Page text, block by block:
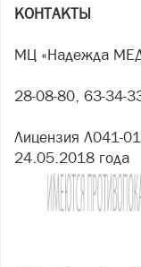
КОНТАКТЫ
МЦ «Надежда
28-08-80, 63-34-
Лицензия Л041-
24.05.2018 года